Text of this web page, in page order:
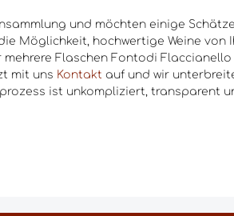
und möchten einige
Möglichkeit, hochwertige Weine von
Flaschen Fontodi Flaccianello
mit uns Kontakt auf und wir
ist unkompliziert, transparent